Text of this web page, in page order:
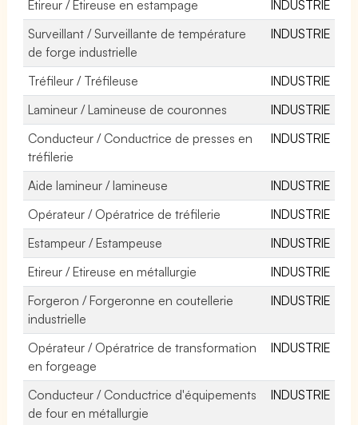
Etireur / Etireuse en estampage
INDUSTRIE
Surveillant / Surveillante de température
de forge industrielle
INDUSTRIE
Tréfileur / Tréfileuse
INDUSTRIE
Lamineur / Lamineuse de couronnes
INDUSTRIE
Conducteur / Conductrice de presses en
tréfilerie
INDUSTRIE
Aide lamineur / lamineuse
INDUSTRIE
Opérateur / Opératrice de tréfilerie
INDUSTRIE
Estampeur / Estampeuse
INDUSTRIE
Etireur / Etireuse en métallurgie
INDUSTRIE
Forgeron / Forgeronne en coutellerie
industrielle
INDUSTRIE
Opérateur / Opératrice de transformation
en forgeage
INDUSTRIE
Conducteur / Conductrice d'équipements
de four en métallurgie
INDUSTRIE